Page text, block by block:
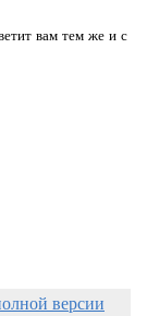
вам тем же и с
версии